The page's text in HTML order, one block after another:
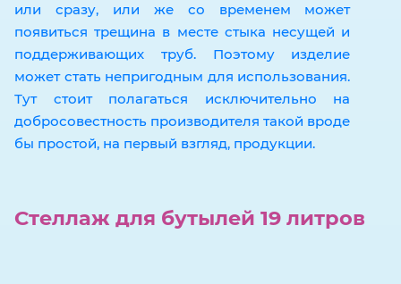
или сразу, или же со временем может
появиться трещина в месте стыка несущей и
поддерживающих труб. Поэтому изделие
может стать непригодным для использования.
Тут стоит полагаться исключительно на
добросовестность производителя такой вроде
бы простой, на первый взгляд, продукции.
Стеллаж для бутылей 19 литров